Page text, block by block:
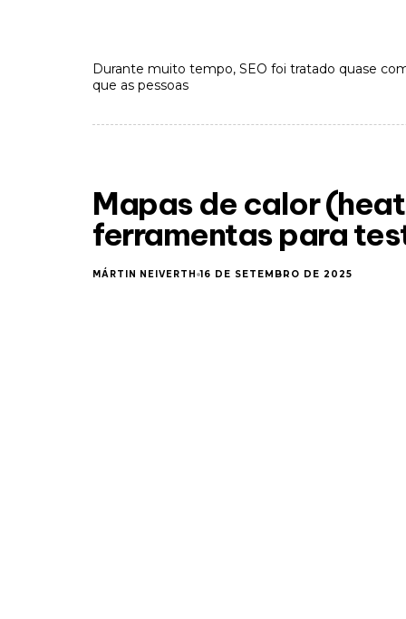
Durante muito tempo, SEO foi tratado quase
que as pessoas
Mapas de calor
ferramentas para
MÁRTIN NEIVERTH 16 DE SETEMBRO DE 2025